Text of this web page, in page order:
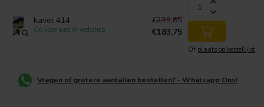
kavel 414
Op voorraad in webshop
€239,85
€183,75
Of plaats op bestellijst
Vragen of grotere aantallen bestellen? - Whatsapp Ons!